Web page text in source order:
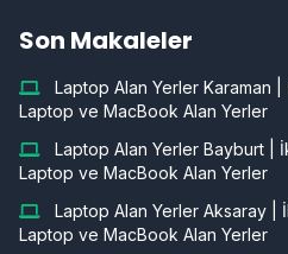
Son Makaleler
Laptop Alan Yerler Karaman
Laptop ve MacBook Alan Yerler
Laptop Alan Yerler Bayburt |
Laptop ve MacBook Alan Yerler
Laptop Alan Yerler Aksaray |
Laptop ve MacBook Alan Yerler